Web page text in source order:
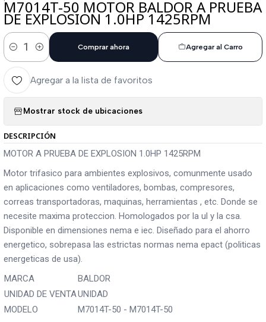
M7014T-50 MOTOR BALDOR A PRUEBA
DE EXPLOSION 1.0HP 1425RPM
Cantidad
Agregar al Carro
Comprar ahora
Agregar a la lista de favoritos
Mostrar stock de ubicaciones
DESCRIPCIÓN
MOTOR A PRUEBA DE EXPLOSION 1.0HP 1425RPM
Motor trifasico para ambientes explosivos, comunmente usado
en aplicaciones como ventiladores, bombas, compresores,
correas transportadoras, maquinas, herramientas , etc. Donde se
necesite maxima proteccion. Homologados por la ul y la csa.
Disponible en dimensiones nema e iec. Diseñado para el ahorro
energetico, sobrepasa las estrictas normas nema epact (politicas
energeticas de usa).
MARCA
BALDOR
UNIDAD DE VENTAUNIDAD
MODELO
M7014T-50 - M7014T-50